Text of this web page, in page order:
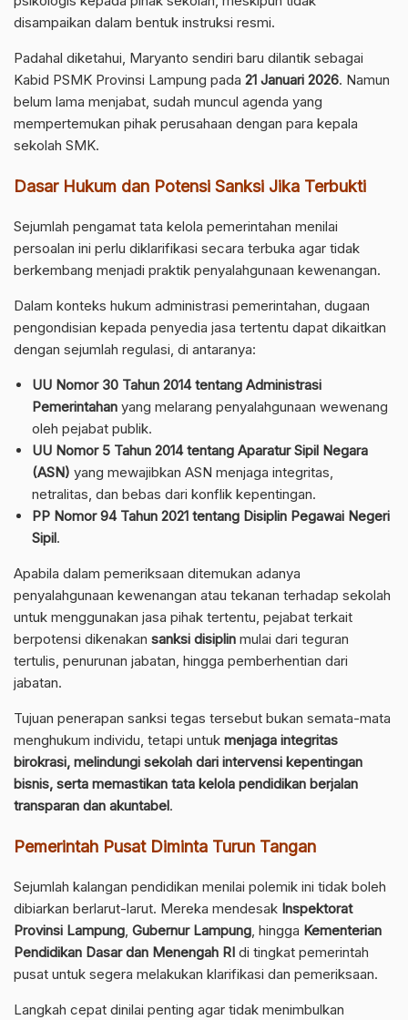
disampaikan dalam bentuk instruksi resmi.
Padahal diketahui, Maryanto sendiri baru dilantik sebagai
Kabid PSMK Provinsi Lampung pada 21 Januari 2026. Namun
belum lama menjabat, sudah muncul agenda yang
mempertemukan pihak perusahaan dengan para kepala
sekolah SMK.
Dasar Hukum dan Potensi Sanksi Jika Terbukti
Sejumlah pengamat tata kelola pemerintahan menilai
persoalan ini perlu diklarifikasi secara terbuka agar tidak
berkembang menjadi praktik penyalahgunaan kewenangan.
Dalam konteks hukum administrasi pemerintahan, dugaan
pengondisian kepada penyedia jasa tertentu dapat dikaitkan
dengan sejumlah regulasi, di antaranya:
UU Nomor 30 Tahun 2014 tentang Administrasi
Pemerintahan yang melarang penyalahgunaan wewenang
oleh pejabat publik.
UU Nomor 5 Tahun 2014 tentang Aparatur Sipil Negara
(ASN) yang mewajibkan ASN menjaga integritas,
netralitas, dan bebas dari konflik kepentingan.
PP Nomor 94 Tahun 2021 tentang Disiplin Pegawai Negeri
Sipil.
Apabila dalam pemeriksaan ditemukan adanya
penyalahgunaan kewenangan atau tekanan terhadap sekolah
untuk menggunakan jasa pihak tertentu, pejabat terkait
berpotensi dikenakan sanksi disiplin mulai dari teguran
tertulis, penurunan jabatan, hingga pemberhentian dari
jabatan.
Tujuan penerapan sanksi tegas tersebut bukan semata-mata
menghukum individu, tetapi untuk menjaga integritas
birokrasi, melindungi sekolah dari intervensi kepentingan
bisnis, serta memastikan tata kelola pendidikan berjalan
transparan dan akuntabel.
Pemerintah Pusat Diminta Turun Tangan
Sejumlah kalangan pendidikan menilai polemik ini tidak boleh
dibiarkan berlarut-larut. Mereka mendesak Inspektorat
Provinsi Lampung Gubernur Lampung , hingga Kementerian
Pendidikan Dasar dan Menengah RI di tingkat pemerintah
pusat untuk segera melakukan klarifikasi dan pemeriksaan.
Langkah cepat dinilai penting agar tidak menimbulkan